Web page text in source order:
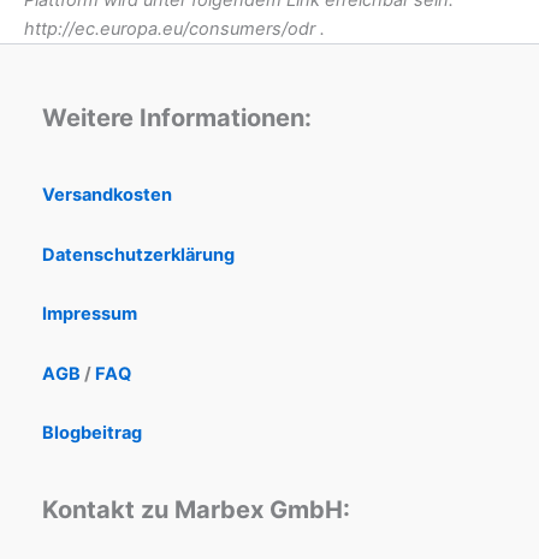
http://ec.europa.eu/consumers/odr .
Weitere Informationen:
Versandkosten
Datenschutzerklärung
Impressum
AGB / FAQ
Blogbeitrag
Kontakt zu Marbex GmbH: